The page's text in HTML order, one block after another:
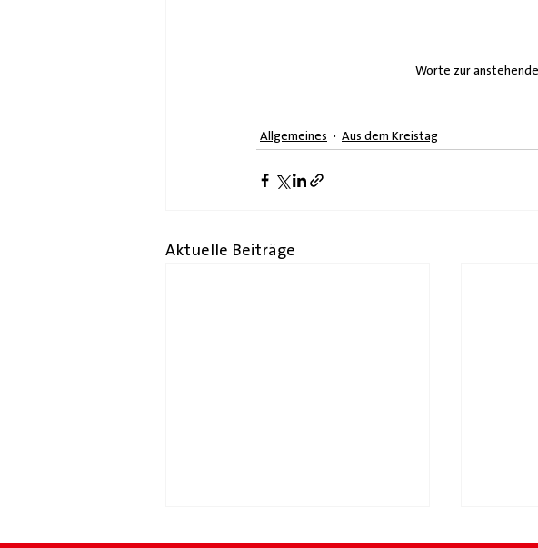
Worte zur
Allgemeines Aus dem Kreistag
Aktuelle Beiträge